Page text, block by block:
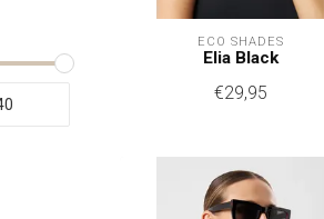
ECO SHADES
Elia Black
€29,95